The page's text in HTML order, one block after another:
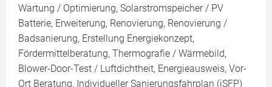
Wartung / Optimierung, Solarstromspeicher / PV
Batterie, Erweiterung, Renovierung, Renovierung /
Badsanierung, Erstellung Energiekonzept,
Fördermittelberatung, Thermografie / Wärmebild,
Blower-Door-Test / Luftdichtheit, Energieausweis, Vor-
Ort Beratung, Individueller Sanierungsfahrplan (iSFP)